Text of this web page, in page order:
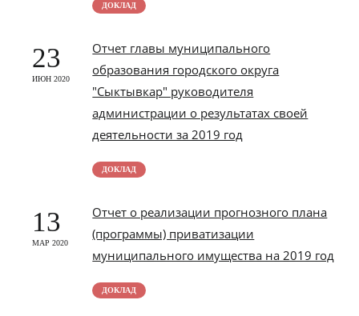
ДОКЛАД
23
ИЮН 2020
Отчет главы муниципального
образования городского округа
"Сыктывкар" руководителя
администрации о результатах своей
деятельности за 2019 год
ДОКЛАД
13
МАР 2020
Отчет о реализации прогнозного плана
(программы) приватизации
муниципального имущества на 2019 год
ДОКЛАД